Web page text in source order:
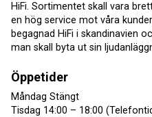
HiFi. Sortimentet skall vara
en hög service mot våra
begagnad HiFi i skandinavien
man skall byta ut sin
Öppetider
Måndag Stängt
Tisdag 14:00 – 18:00